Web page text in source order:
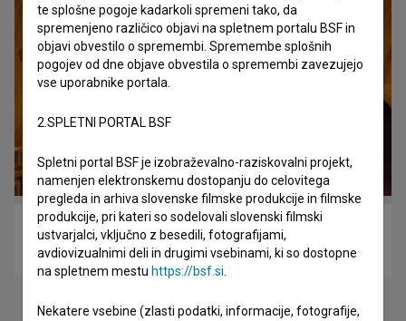
Mišja hiša (2022)
otroški
te splošne pogoje kadarkoli spremeni tako, da
spremenjeno različico objavi na spletnem portalu BSF in
objavi obvestilo o spremembi. Spremembe splošnih
pogojev od dne objave obvestila o spremembi zavezujejo
vse uporabnike portala.
2.SPLETNI PORTAL BSF
Spletni portal BSF je izobraževalno-raziskovalni projekt,
namenjen elektronskemu dostopanju do celovitega
pregleda in arhiva slovenske filmske produkcije in filmske
produkcije, pri kateri so sodelovali slovenski filmski
ustvarjalci, vključno z besedili, fotografijami,
avdiovizualnimi deli in drugimi vsebinami, ki so dostopne
na spletnem mestu https://bsf.si
Nekatere vsebine (zlasti podatki, informacije, fotografije,